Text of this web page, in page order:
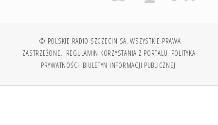
© POLSKIE RADIO SZCZECIN SA. WSZYSTKIE PRAWA
ZASTRZEŻONE. REGULAMIN KORZYSTANIA Z PORTALU POLITYKA
PRYWATNOŚCI BIULETYN INFORMACJI PUBLICZNEJ